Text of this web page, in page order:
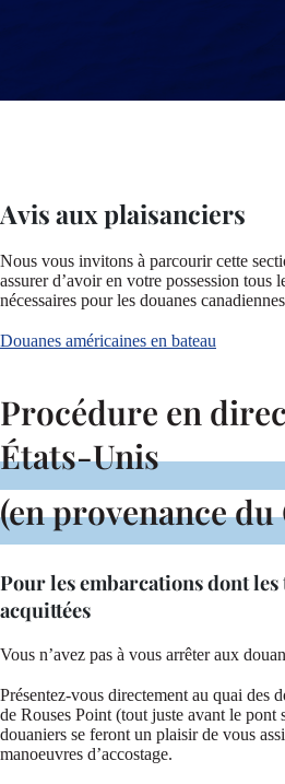
Avis aux plaisanciers
Nous vous invitons à parcourir cette
assurer d’avoir en votre possession tous
nécessaires pour les douanes
Douanes américaines en bateau
Procédure en
États-Unis
(en provenance du
Pour les embarcations dont les
acquittées
Vous n’avez pas à vous arrêter aux
Présentez-vous directement au quai des
de Rouses Point (tout juste avant le
douaniers se feront un plaisir de vous
manoeuvres d’accostage.